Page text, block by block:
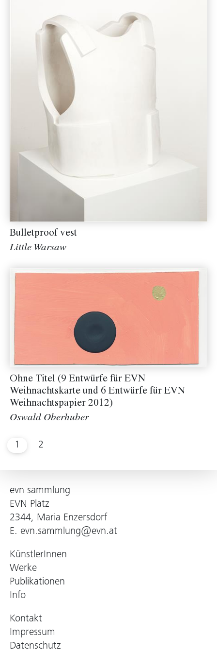
Bulletproof vest
Little Warsaw
Ohne Titel (9 Entwürfe für EVN
Weihnachtskarte und 6 Entwürfe für EVN
Weihnachtspapier 2012)
Oswald Oberhuber
1 2
evn sammlung
EVN Platz
2344, Maria Enzersdorf
E. evn.sammlung@evn.at
KünstlerInnen
Werke
Publikationen
Info
Kontakt
Impressum
Datenschutz